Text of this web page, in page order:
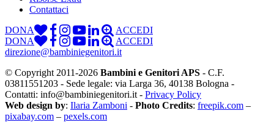
Contattaci
DONA
ACCEDI
DONA
ACCEDI
direzione@bambiniegenitori.it
© Copyright 2011-2026 Bambini e Genitori APS - C.F.
03811551203 - Sede legale: via Larga 36, 40138 Bologna -
Contatti: info@bambiniegenitori.it - Privacy Policy
Web design by: Ilaria Zamboni - Photo Credits: freepik.com –
pixabay.com – pexels.com